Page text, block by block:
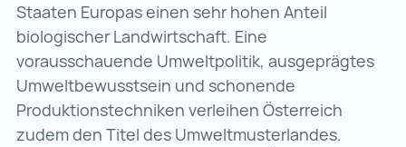
Staaten Europas einen sehr hohen Anteil
biologischer Landwirtschaft. Eine
vorausschauende Umweltpolitik, ausgeprägtes
Umweltbewusstsein und schonende
Produktionstechniken verleihen Österreich
zudem den Titel des Umweltmusterlandes.